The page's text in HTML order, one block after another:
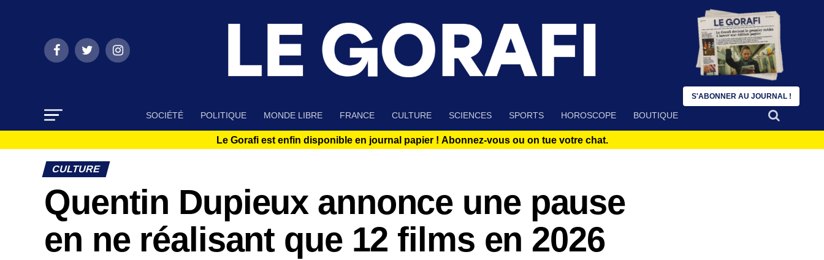
SOCIÉTÉ POLITIQUE MONDE LIBRE FRANCE CULTURE SCIENCES SPORTS HOROSCOPE BOUTIQUE
Le Gorafi est enfin disponible en journal papier ! Abonnez-vous ou on tue votre chat.
CULTURE
Quentin Dupieux annonce une pause
en ne réalisant que 12 films en 2026
S'ABONNER AU JOURNAL !